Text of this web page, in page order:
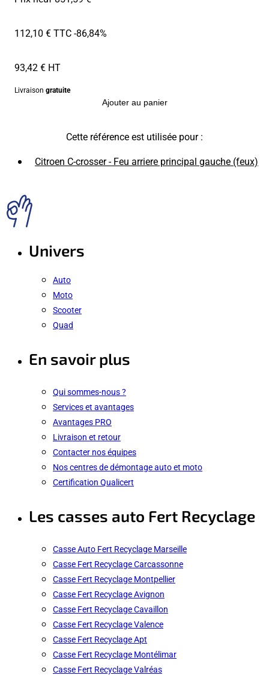
112,10 € TTC-86,84%
93,42 € HT
Livraison gratuite
Ajouter au panier
Cette référence est utilisée pour :
Citroen C-crosser - Feu arriere principal gauche (feux)
Univers
Auto
Moto
Scooter
Quad
En savoir plus
Qui sommes-nous ?
Services et avantages
Avantages PRO
Livraison et retour
Contacter nos équipes
Nos centres de démontage auto et moto
Certification Qualicert
Les casses auto Fert Recyclage
Casse Auto Fert Recyclage Marseille
Casse Fert Recyclage Carcassonne
Casse Fert Recyclage Montpellier
Casse Fert Recyclage Avignon
Casse Fert Recyclage Cavaillon
Casse Fert Recyclage Valence
Casse Fert Recyclage Apt
Casse Fert Recyclage Montélimar
Casse Fert Recyclage Valréas